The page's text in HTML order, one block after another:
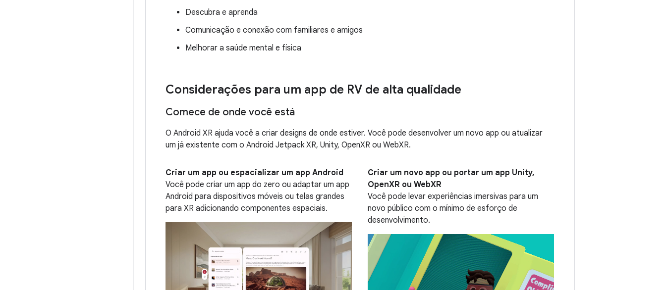
Descubra e aprenda
Comunicação e conexão com familiares e amigos
Melhorar a saúde mental e física
Considerações para um app de RV de alta qualidade
Comece de onde você está
O Android XR ajuda você a criar designs de onde estiver. Você pode desenvolver um novo app ou atualizar
um já existente com o Android Jetpack XR, Unity, OpenXR ou WebXR.
Criar um app ou espacializar um app Android
Você pode criar um app do zero ou adaptar um app
Android para dispositivos móveis ou telas grandes
para XR adicionando componentes espaciais.
Criar um novo app ou portar um app Unity,
OpenXR ou WebXR
Você pode levar experiências imersivas para um
novo público com o mínimo de esforço de
desenvolvimento.